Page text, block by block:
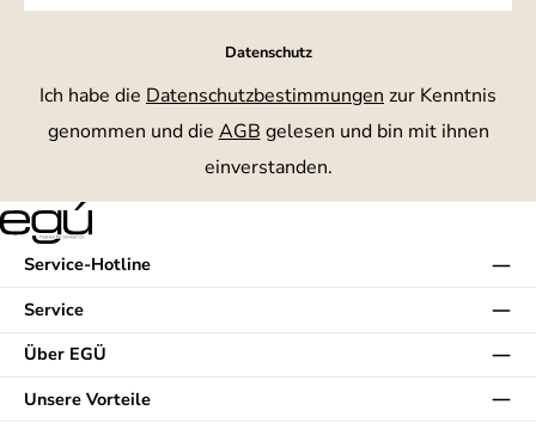
Datenschutz
Ich habe die Datenschutzbestimmungen zur Kenntnis
genommen und die AGB gelesen und bin mit ihnen
einverstanden.
Service-Hotline
Service
Über EGÜ
Unsere Vorteile